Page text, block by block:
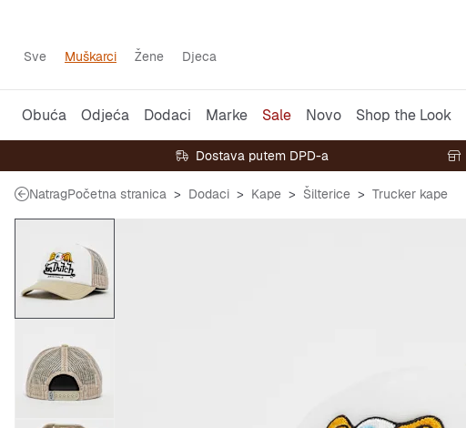
Sve Muškarci Žene Djeca
Obuća Odjeća Dodaci Marke Sale Novo Shop the Look
Dostava putem DPD-a
NatragPočetna stranica Dodaci Kape Šilterice Trucker kape